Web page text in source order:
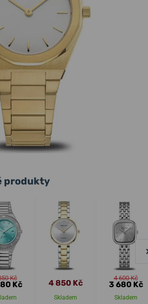
produkty
Kč
Kč 4 850 Kč
Skladem
4 600 Kč
3 680 Kč
Skladem